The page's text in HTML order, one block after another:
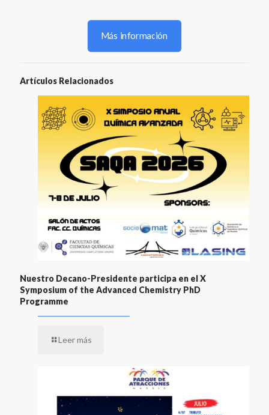
Más información
Artículos Relacionados
Nuestro Decano-Presidente participa en el X
Symposium of the Advanced Chemistry PhD
Programme
Leer más